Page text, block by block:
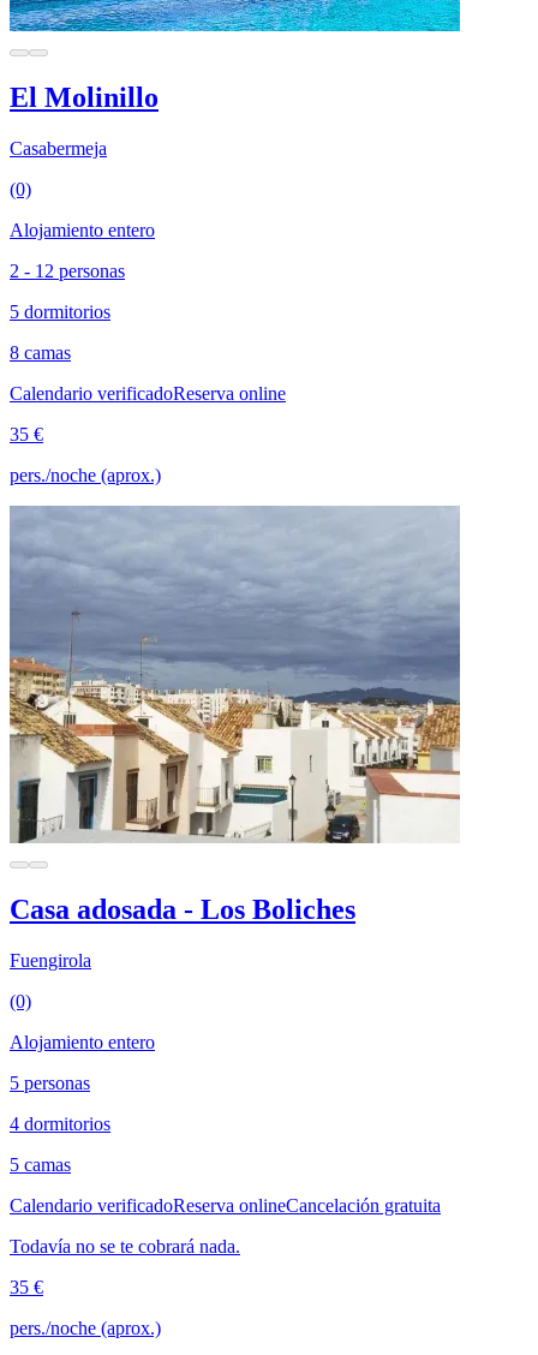
El Molinillo
Casabermeja
(0)
Alojamiento entero
2 - 12 personas
5 dormitorios
8 camas
Calendario verificadoReserva online
35 €
pers./noche (aprox.)
Casa adosada - Los Boliches
Fuengirola
(0)
Alojamiento entero
5 personas
4 dormitorios
5 camas
Calendario verificadoReserva onlineCancelación gratuita
Todavía no se te cobrará nada.
35 €
pers./noche (aprox.)